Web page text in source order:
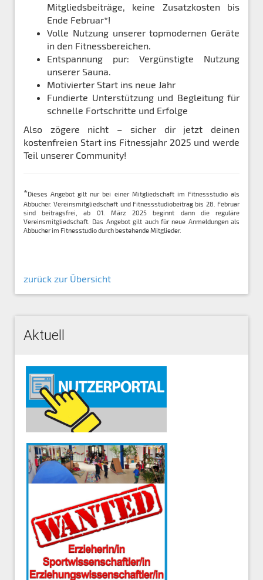
Mitgliedsbeiträge, keine Zusatzkosten bis
Ende Februar*!
Volle Nutzung unserer topmodernen Geräte
in den Fitnessbereichen.
Entspannung pur: Vergünstigte Nutzung
unserer Sauna.
Motivierter Start ins neue Jahr
Fundierte Unterstützung und Begleitung für
schnelle Fortschritte und Erfolge
Also zögere nicht – sicher dir jetzt deinen
kostenfreien Start ins Fitnessjahr 2025 und werde
Teil unserer Community!
*Dieses Angebot gilt nur bei einer Mitgliedschaft im Fitnessstudio als
Abbucher. Vereinsmitgliedschaft und Fitnessstudiobeitrag bis 28. Februar
sind beitragsfrei, ab 01. März 2025 beginnt dann die reguläre
Vereinsmitgliedschaft. Das Angebot gilt auch für neue Anmeldungen als
Abbucher im Fitnesstudio durch bestehende Mitglieder.
zurück zur Übersicht
Aktuell